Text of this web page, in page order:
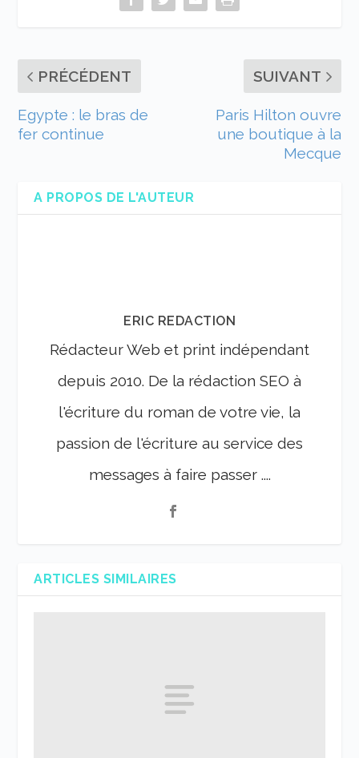
PRÉCÉDENT
Egypte : le bras de
fer continue
SUIVANT
Paris Hilton ouvre
une boutique à la
Mecque
A PROPOS DE L'AUTEUR
ERIC REDACTION
Rédacteur Web et print indépendant
depuis 2010. De la rédaction SEO à
l'écriture du roman de votre vie, la
passion de l'écriture au service des
messages à faire passer ....
ARTICLES SIMILAIRES